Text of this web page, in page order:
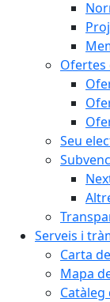
Ofertes
Seu
Serveis i
Carta
Mapa
Catàleg